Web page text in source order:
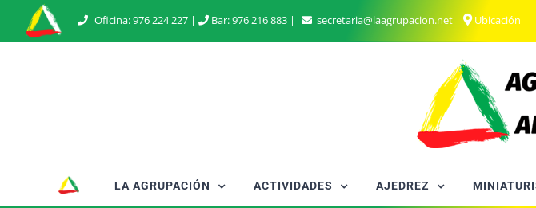
Oficina:976 224 227 | Bar:976 216 883 | secretaria@laagrupacion.net| Ubicación
LA AGRUPACIÓN ACTIVIDADES AJEDREZ